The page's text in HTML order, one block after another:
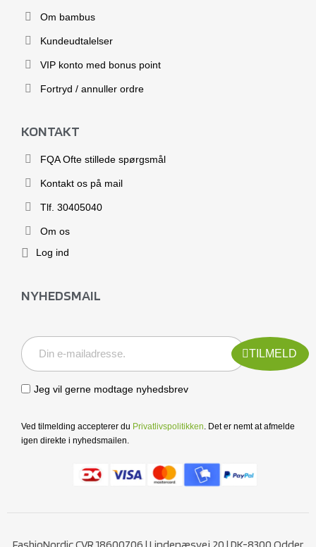
Om bambus
Kundeudtalelser
VIP konto med bonus point
Fortryd / annuller ordre
KONTAKT
FQA Ofte stillede spørgsmål
Kontakt os på mail
Tlf. 30405040
Om os
Log ind
NYHEDSMAIL
TILMELD
Jeg vil gerne modtage nyhedsbrev
Ved tilmelding accepterer du Privatlivspolitikken. Det er nemt at afmelde
igen direkte i nyhedsmailen.
FashioNordic CVR 18600706 | Lindenæsvej 20 | DK-8300 Odder